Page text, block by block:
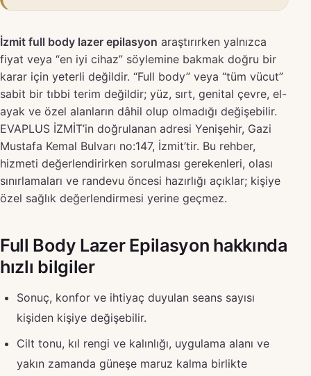
İzmit full body lazer epilasyon araştırırken yalnızca
fiyat veya “en iyi cihaz” söylemine bakmak doğru bir
karar için yeterli değildir. “Full body” veya “tüm vücut”
sabit bir tıbbi terim değildir; yüz, sırt, genital çevre, el-
ayak ve özel alanların dâhil olup olmadığı değişebilir.
EVAPLUS İZMİT’in doğrulanan adresi Yenişehir, Gazi
Mustafa Kemal Bulvarı no:147, İzmit’tir. Bu rehber,
hizmeti değerlendirirken sorulması gerekenleri, olası
sınırlamaları ve randevu öncesi hazırlığı açıklar; kişiye
özel sağlık değerlendirmesi yerine geçmez.
Full Body Lazer Epilasyon hakkında
hızlı bilgiler
Sonuç, konfor ve ihtiyaç duyulan seans sayısı
kişiden kişiye değişebilir.
Cilt tonu, kıl rengi ve kalınlığı, uygulama alanı ve
yakın zamanda güneşe maruz kalma birlikte